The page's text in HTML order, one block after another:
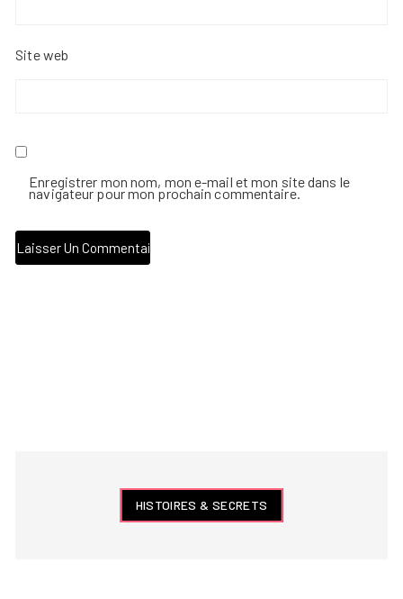
Site web
Enregistrer mon nom, mon e-mail et mon site dans le
navigateur pour mon prochain commentaire.
HISTOIRES & SECRETS